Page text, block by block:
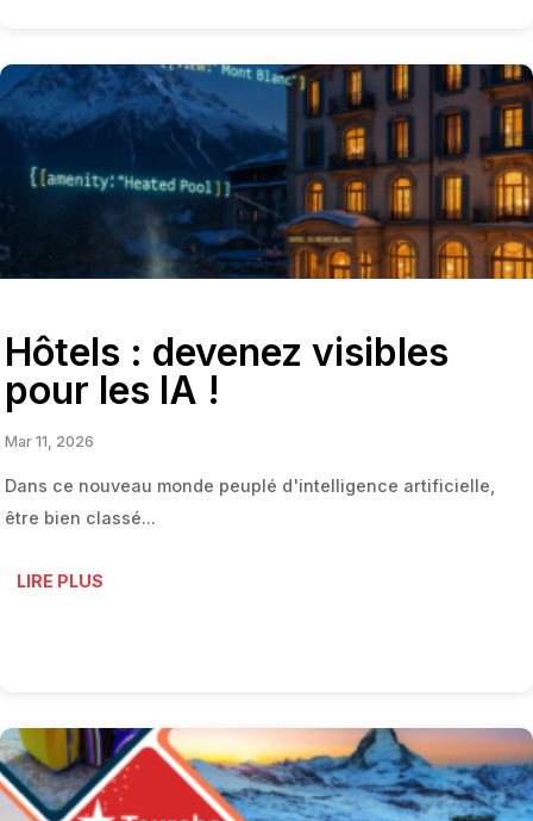
Hôtels : devenez visibles
pour les IA !
Mar 11, 2026
Dans ce nouveau monde peuplé d'intelligence artificielle,
être bien classé...
LIRE PLUS